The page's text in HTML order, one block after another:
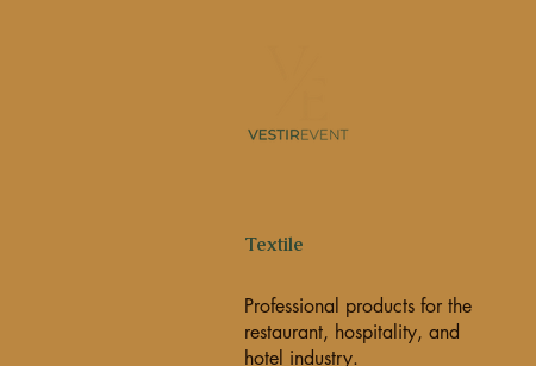
Textile
Professional products for the
restaurant, hospitality, and
hotel industry.